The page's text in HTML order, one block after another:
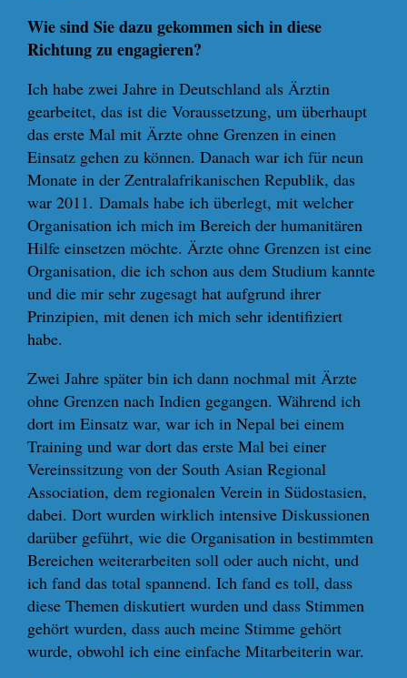
Wie sind Sie dazu gekommen sich in diese
Richtung zu engagieren?
Ich habe zwei Jahre in Deutschland als Ärztin
gearbeitet, das ist die Voraussetzung, um überhaupt
das erste Mal mit Ärzte ohne Grenzen in einen
Einsatz gehen zu können. Danach war ich für neun
Monate in der Zentralafrikanischen Republik, das
war 2011. Damals habe ich überlegt, mit welcher
Organisation ich mich im Bereich der humanitären
Hilfe einsetzen möchte. Ärzte ohne Grenzen ist eine
Organisation, die ich schon aus dem Studium kannte
und die mir sehr zugesagt hat aufgrund ihrer
Prinzipien, mit denen ich mich sehr identifiziert
habe.
Zwei Jahre später bin ich dann nochmal mit Ärzte
ohne Grenzen nach Indien gegangen. Während ich
dort im Einsatz war, war ich in Nepal bei einem
Training und war dort das erste Mal bei einer
Vereinssitzung von der South Asian Regional
Association, dem regionalen Verein in Südostasien,
dabei. Dort wurden wirklich intensive Diskussionen
darüber geführt, wie die Organisation in bestimmten
Bereichen weiterarbeiten soll oder auch nicht, und
ich fand das total spannend. Ich fand es toll, dass
diese Themen diskutiert wurden und dass Stimmen
gehört wurden, dass auch meine Stimme gehört
wurde, obwohl ich eine einfache Mitarbeiterin war.